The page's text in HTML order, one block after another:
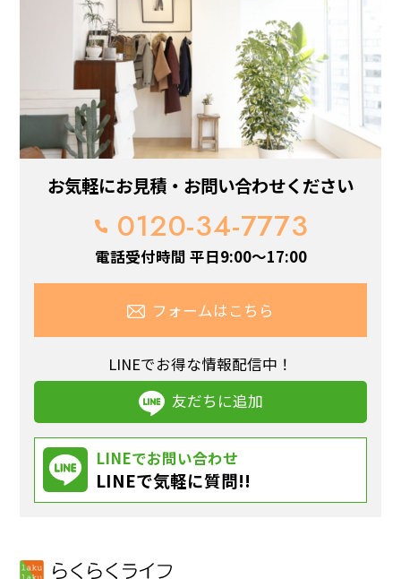
お気軽にお見積・お問い合わせください
0120-34-7773
電話受付時間 平日9:00～17:00
フォームはこちら
LINEでお得な情報配信中！
友だちに追加
LINEでお問い合わせ
LINEで気軽に質問!!